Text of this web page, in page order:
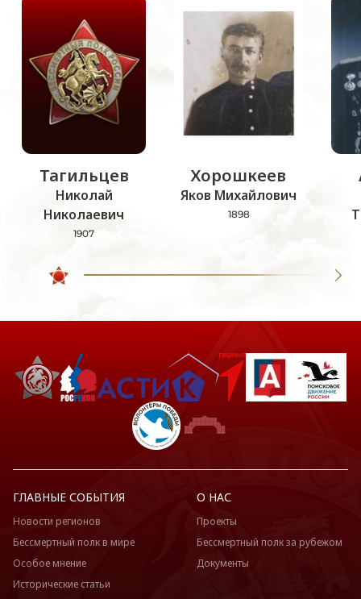
Тагильцев
Николай
Николаевич
1907
Хорошкеев
Яков Михайлович
1898
ГЛАВНЫЕ СОБЫТИЯ
Новости регионов
Бессмертный полк в мире
Особое мнение
Исторические статьи
О НАС
Проекты
Бессмертный полк за рубежом
Документы